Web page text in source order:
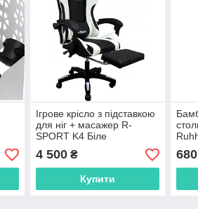
Ігрове крісло з підставкою
для ніг + масажер R-
SPORT K4 Біле
4 500₴
Купити
680